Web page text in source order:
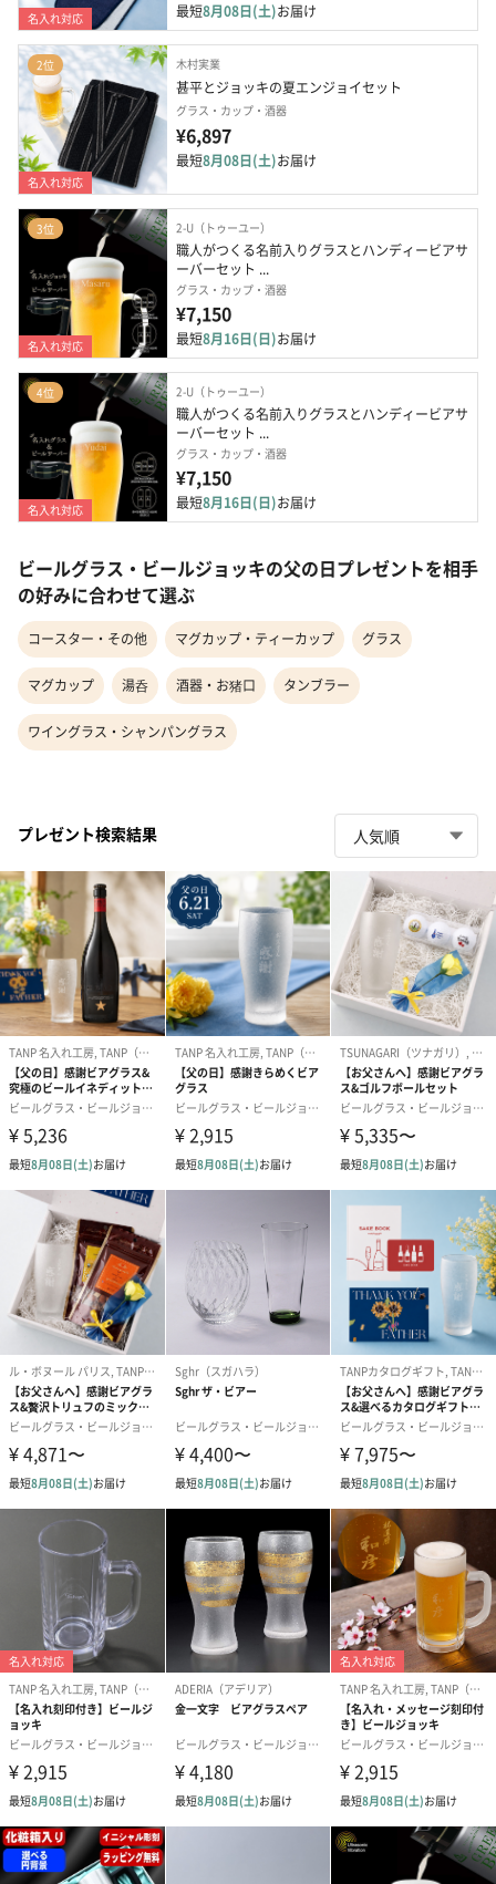
名入れ対応 最短8月08日(土)お届け
2位
名入れ対応
木村実業
甚平とジョッキの夏エンジョイセット
グラス・カップ・酒器
¥6,897
最短8月08日(土)お届け
3位
名入れ対応
2-U（トゥーユー）
職人がつくる名前入りグラスとハンディービアサ
ーバーセット ...
グラス・カップ・酒器
¥7,150
最短8月16日(日)お届け
4位
名入れ対応
2-U（トゥーユー）
職人がつくる名前入りグラスとハンディービアサ
ーバーセット ...
グラス・カップ・酒器
¥7,150
最短8月16日(日)お届け
ビールグラス・ビールジョッキの父の日プレゼントを相手
の好みに合わせて選ぶ
コースター・その他 マグカップ・ティーカップ グラス
マグカップ 湯呑 酒器・お猪口 タンブラー
ワイングラス・シャンパングラス
プレゼント検索結果